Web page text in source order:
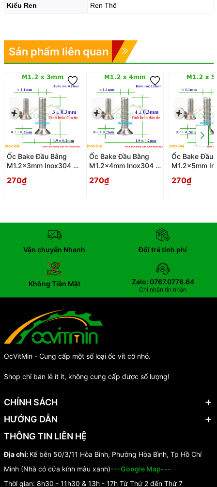
Kiểu Ren Ren Thô
Sản phẩm liên quan
Ốc Bake Đầu Bằng
M1.2x3mm Inox304 -
270₫
Ốc Bake Đầu Bằng
M1.2x4mm Inox304 -
270₫
Ốc Bake Đầu
M1.2x5mm
270₫
Vận chuyển Nhanh Đổi trả tính phí
Không Tiền Mặt Zalo: 0767.0776.64
Chỉ nhận tin nhắn
OcVitMin - Cung cấp một số loại ốc vít cỡ nhỏ.
Shop chỉ bán lẻ ít ít, không cung cấp được số lượng!
CHÍNH SÁCH
HƯỚNG DẪN
THÔNG TIN LIÊN HỆ
Địa chỉ: Kế bên 50/3/11 Hòa Bình, Phường Hòa Bình, Tp Hồ Chí
Minh (Nhà có cửa kính màu xanh)---Google Map---
Thời gian: 8h30 - 11h30 & 13h - 17h Từ Thứ 2 đến Thứ 7